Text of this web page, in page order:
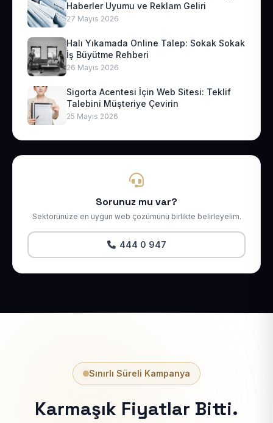
Haberler Uyumu ve Reklam Geliri
27 Mayıs 2026
Halı Yıkamada Online Talep: Sokak Sokak
İş Büyütme Rehberi
26 Mayıs 2026
Sigorta Acentesi İçin Web Sitesi: Teklif
Talebini Müşteriye Çevirin
25 Mayıs 2026
Sorunuz mu var?
Sektörünüze en uygun web çözümünü birlikte belirleyelim.
444 0 947
Sınırlı Süreli Kampanya
Karmaşık Fiyatlar Bitti.